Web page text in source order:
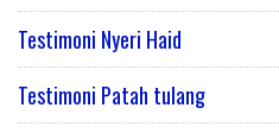
Testimoni Nyeri Haid
Testimoni Patah tulang